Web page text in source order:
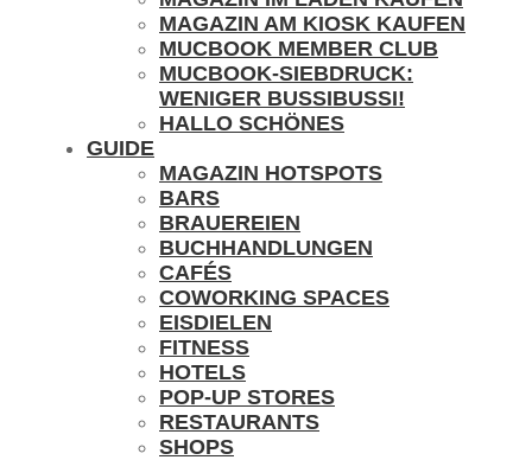
MAGAZIN AM KIOSK KAUFEN
MUCBOOK MEMBER CLUB
MUCBOOK-SIEBDRUCK:
WENIGER BUSSIBUSSI!
HALLO SCHÖNES
GUIDE
MAGAZIN HOTSPOTS
BARS
BRAUEREIEN
BUCHHANDLUNGEN
CAFÉS
COWORKING SPACES
EISDIELEN
FITNESS
HOTELS
POP-UP STORES
RESTAURANTS
SHOPS